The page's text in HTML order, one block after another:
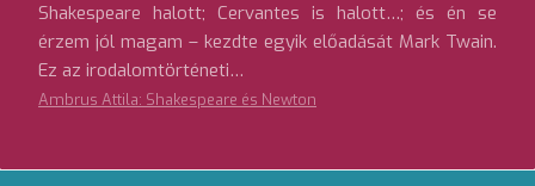
Shakespeare halott; Cervantes is halott…; és én se
érzem jól magam – kezdte egyik előadását Mark Twain.
Ez az irodalomtörténeti…
Ambrus Attila: Shakespeare és Newton